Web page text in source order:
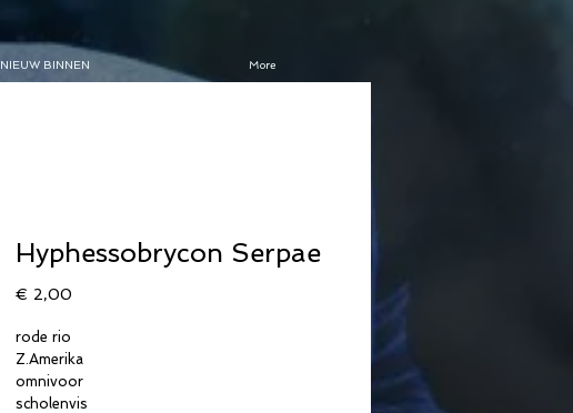
NIEUW BINNEN More
Hyphessobrycon Serpae
€ 2,00
rode rio
Z.Amerika
omnivoor
scholenvis